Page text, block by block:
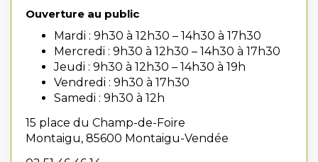
Ouverture au public
Mardi : 9h30 à 12h30 – 14h30 à 17h30
Mercredi : 9h30 à 12h30 – 14h30 à 17h30
Jeudi : 9h30 à 12h30 – 14h30 à 19h
Vendredi : 9h30 à 17h30
Samedi : 9h30 à 12h
15 place du Champ-de-Foire
Montaigu, 85600 Montaigu-Vendée